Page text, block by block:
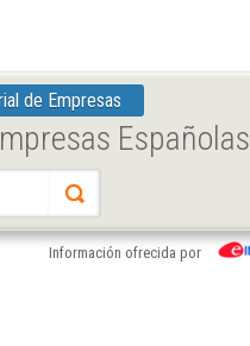
de Empresas
Españolas
Información ofrecida por